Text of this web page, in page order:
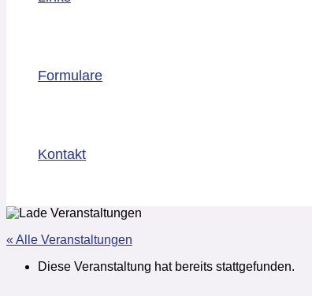
Formulare
Kontakt
« Alle Veranstaltungen
Diese Veranstaltung hat bereits stattgefunden.